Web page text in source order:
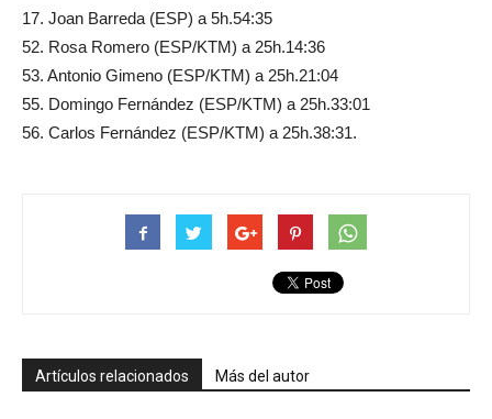
17. Joan Barreda (ESP) a 5h.54:35
52. Rosa Romero (ESP/KTM) a 25h.14:36
53. Antonio Gimeno (ESP/KTM) a 25h.21:04
55. Domingo Fernández (ESP/KTM) a 25h.33:01
56. Carlos Fernández (ESP/KTM) a 25h.38:31.
Artículos relacionados Más del autor